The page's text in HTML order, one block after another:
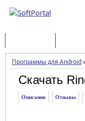
Программы для Android
Скачать
Описание Отзывы